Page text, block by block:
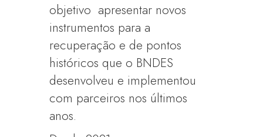
objetivo apresentar novos
instrumentos para a
recuperação e de pontos
históricos que o BNDES
desenvolveu e implementou
com parceiros nos últimos
anos.